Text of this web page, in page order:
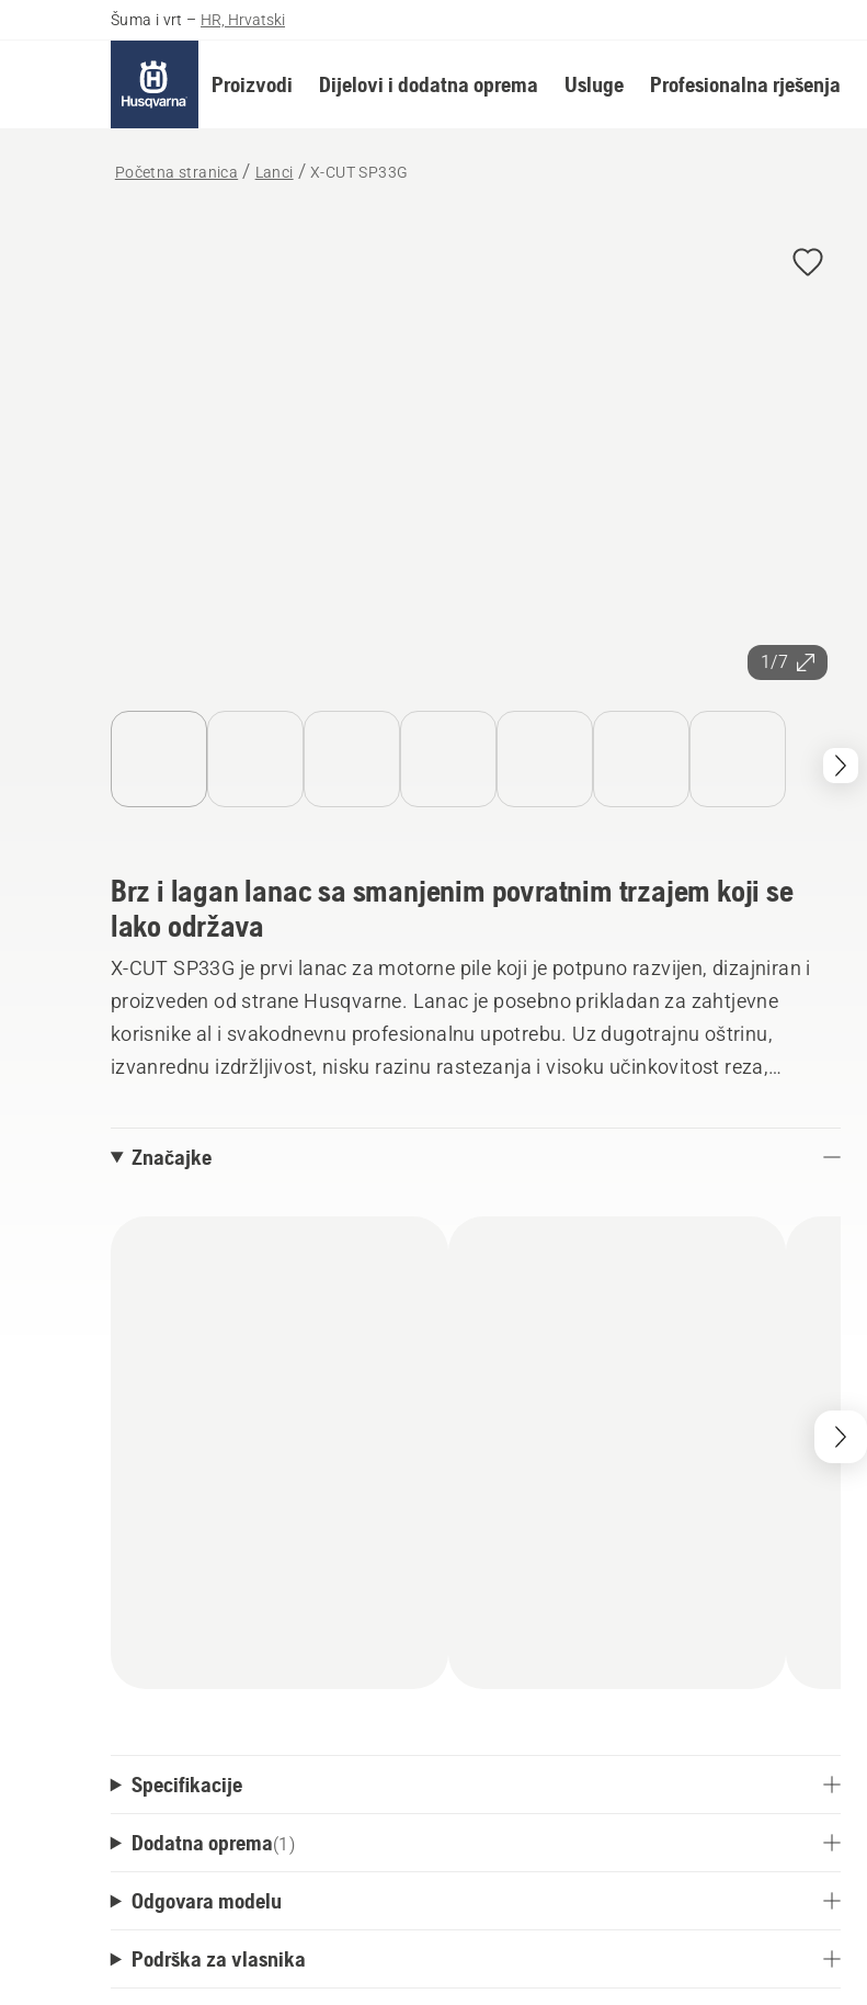
Šuma i vrt – HR, Hrvatski
Proizvodi Dijelovi i dodatna oprema Usluge Profesionalna rješenja
Početna stranica Lanci X-CUT SP33G
1/7
Brz i lagan lanac sa smanjenim povratnim trzajem koji se
lako održava
X-CUT SP33G je prvi lanac za motorne pile koji je potpuno razvijen, dizajniran i
proizveden od strane Husqvarne. Lanac je posebno prikladan za zahtjevne
korisnike al i svakodnevnu profesionalnu upotrebu. Uz dugotrajnu oštrinu,
izvanrednu izdržljivost, nisku razinu rastezanja i visoku učinkovitost reza,
Značajke
Specifikacije
Dodatna oprema(1 )
Odgovara modelu
Podrška za vlasnika